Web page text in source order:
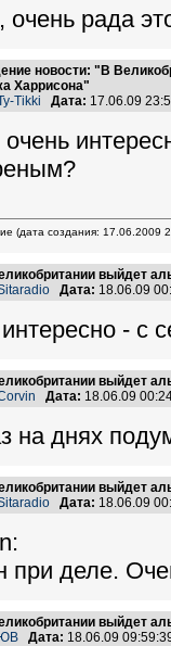
очень рада
новости: "В
Харрисона"
Tikki Дата: 17.06.09
очень
(дата создания: 17.06.2009
выйдет
Дата: 18.06.09
- с
выйдет
Дата: 18.06.09
на днях
выйдет
Дата: 18.06.09
при деле.
выйдет
ЮВ Дата: 18.06.09